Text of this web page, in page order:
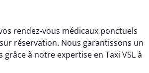
rendez-vous médicaux ponctuels
réservation. Nous garantissons un
à notre expertise en Taxi VSL à